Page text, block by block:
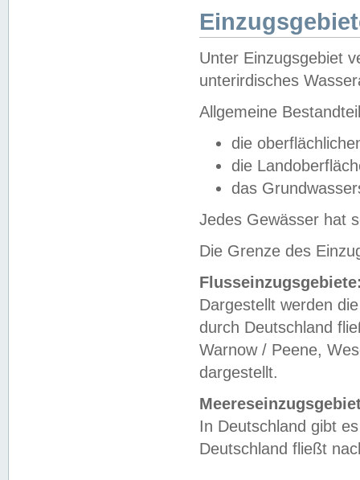
Unter Einzugsgebiet
unterirdisches
Allgemeine
die
die
das
Jedes Gewässer hat
Die Grenze des
Dargestellt werden
durch Deutschland
Warnow / Peene,
dargestellt.
In Deutschland gibt
Deutschland fließt